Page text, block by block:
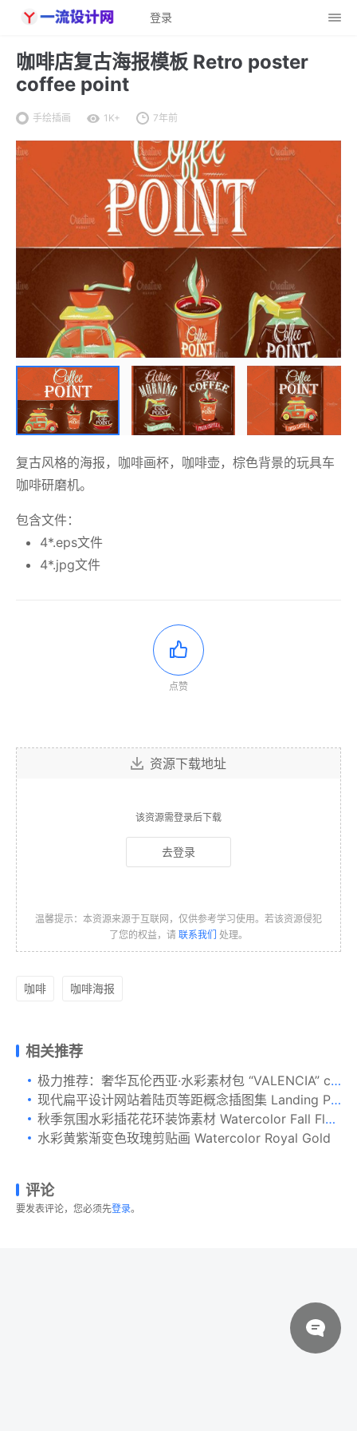
登录
咖啡店复古海报模板 Retro poster
coffee point
手绘插画 1K+ 7年前
复古风格的海报，咖啡画杯，咖啡壶，棕色背景的玩具车
咖啡研磨机。
包含文件：
4*.eps文件
4*.jpg文件
点赞
资源下载地址
该资源需登录后下载
去登录
温馨提示：本资源来源于互联网，仅供参考学习使用。若该资源侵犯
了您的权益，请 联系我们 处理。
咖啡 咖啡海报
相关推荐
极力推荐：奢华瓦伦西亚·水彩素材包 “VALENCIA” collection [2.87GB]
现代扁平设计网站着陆页等距概念插图集 Landing Page Templates
秋季氛围水彩插花花环装饰素材 Watercolor Fall Floral Arrangements
水彩黄紫渐变色玫瑰剪贴画 Watercolor Royal Gold
评论
要发表评论，您必须先登录。